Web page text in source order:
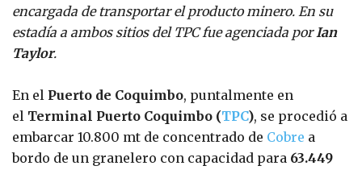
encargada de transportar el producto minero. En su
estadía a ambos sitios del TPC fue agenciada porIan
Taylor.
En el Puerto de Coquimbo, puntalmente en
el Terminal Puerto Coquimbo (TPC), se procedió a
embarcar 10.800 mt de concentrado de Cobre a
bordo de un granelero con capacidad para 63.449